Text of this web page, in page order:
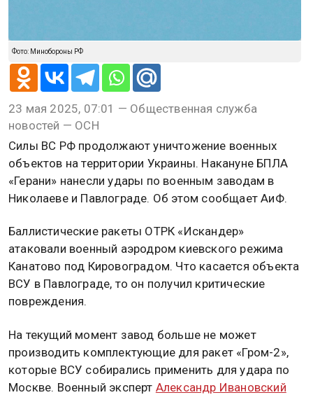
Фото: Минобороны РФ
23 мая 2025, 07:01 — Общественная служба
новостей — ОСН
Силы ВС РФ продолжают уничтожение военных
объектов на территории Украины. Накануне БПЛА
«Герани» нанесли удары по военным заводам в
Николаеве и Павлограде. Об этом сообщает АиФ.
Баллистические ракеты ОТРК «Искандер»
атаковали военный аэродром киевского режима
Канатово под Кировоградом. Что касается объекта
ВСУ в Павлограде, то он получил критические
повреждения.
На текущий момент завод больше не может
производить комплектующие для ракет «Гром-2»,
которые ВСУ собирались применить для удара по
Москве. Военный эксперт Александр Ивановский